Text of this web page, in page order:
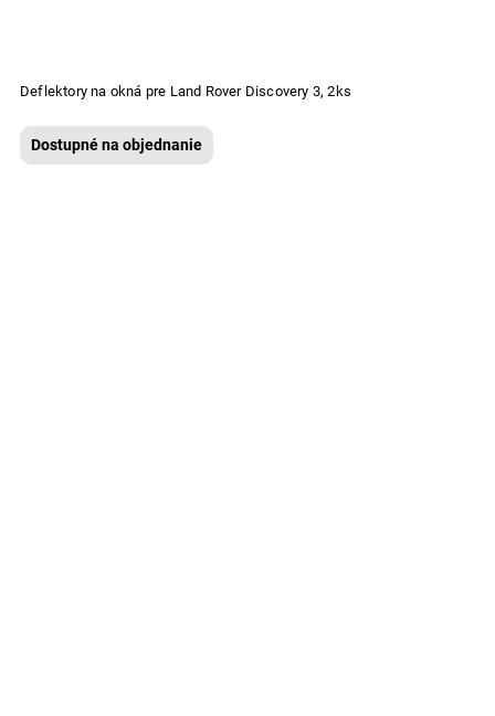
Deflektory na okná pre Land Rover Discovery 3, 2ks
Dostupné na objednanie